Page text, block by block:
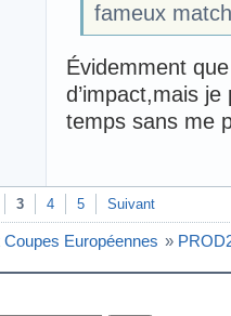
fameux
Évidemment
d’impact,mais
temps sans me
3 4 5 Suivant
Européennes »